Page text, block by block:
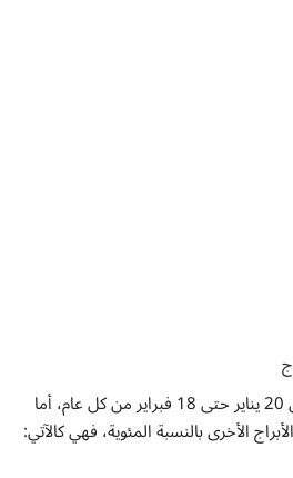
يقع برج الدلو في الفترة ما بين 20 يناير حتى 18 فبراير من كل عام، أما
الأخرى بالنسبة المئوية، فهي كالآتي: